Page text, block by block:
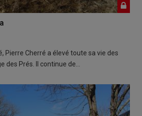
Pierre Cherré a élevé toute sa vie des
des Prés. Il continue de…